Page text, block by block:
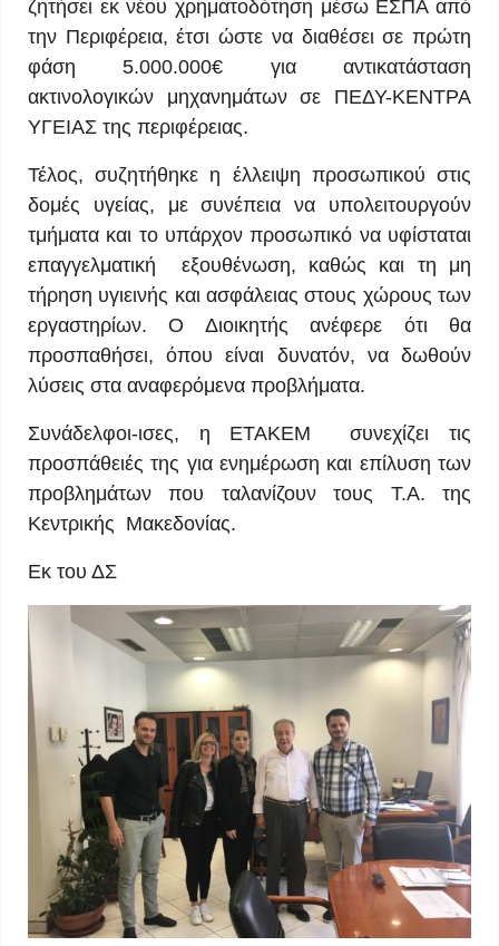
ζητήσει εκ νέου χρηματοδότηση μέσω ΕΣΠΑ από
την Περιφέρεια, έτσι ώστε να διαθέσει σε πρώτη
φάση 5.000.000€ για αντικατάσταση
ακτινολογικών μηχανημάτων σε ΠΕΔΥ-ΚΕΝΤΡΑ
ΥΓΕΙΑΣ της περιφέρειας.
Τέλος, συζητήθηκε η έλλειψη προσωπικού στις
δομές υγείας, με συνέπεια να υπολειτουργούν
τμήματα και το υπάρχον προσωπικό να υφίσταται
επαγγελματική εξουθένωση, καθώς και τη μη
τήρηση υγιεινής και ασφάλειας στους χώρους των
εργαστηρίων. Ο Διοικητής ανέφερε ότι θα
προσπαθήσει, όπου είναι δυνατόν, να δωθούν
λύσεις στα αναφερόμενα προβλήματα.
Συνάδελφοι-ισες, η ΕΤΑΚΕΜ συνεχίζει τις
προσπάθειές της για ενημέρωση και επίλυση των
προβλημάτων που ταλανίζουν τους Τ.Α. της
Κεντρικής Μακεδονίας.
Εκ του ΔΣ